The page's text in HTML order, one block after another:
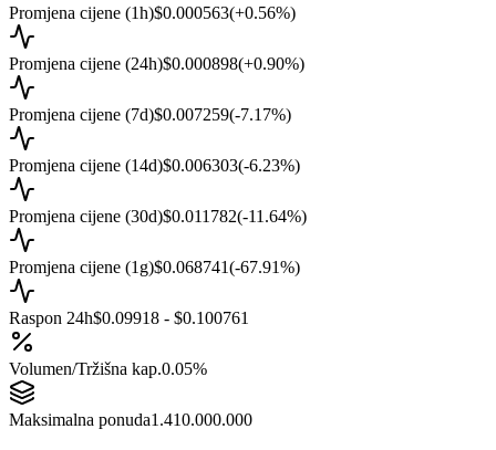
Promjena cijene (1h)$0.000563(+0.56%)
Promjena cijene (24h)$0.000898(+0.90%)
Promjena cijene (7d)$0.007259(-7.17%)
Promjena cijene (14d)$0.006303(-6.23%)
Promjena cijene (30d)$0.011782(-11.64%)
Promjena cijene (1g)$0.068741(-67.91%)
Raspon 24h$0.09918 - $0.100761
Volumen/Tržišna kap.0.05%
Maksimalna ponuda1.410.000.000